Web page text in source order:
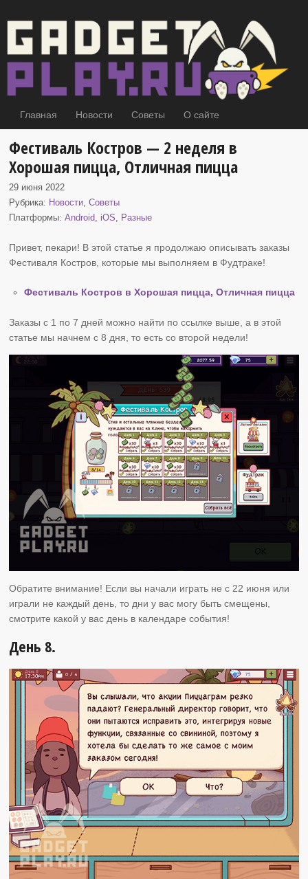
Главная Новости Советы О сайте
Фестиваль Костров — 2 неделя в
Хорошая пицца, Отличная пицца
29 июня 2022
Рубрика: Новости,Советы
Платформы:Android, iOS, Разные
Привет, пекари! В этой статье я продолжаю описывать заказы
Фестиваля Костров , которые мы выполняем в Фудтраке!
Фестиваль Костров в Хорошая пицца, Отличная пицца
Заказы с 1 по 7 дней можно найти по ссылке выше, а в этой
статье мы начнем с 8 дня, то есть со второй недели!
Обратите внимание! Если вы начали играть не с 22 июня или
играли не каждый день, то дни у вас могу быть смещены,
смотрите какой у вас день в календаре события!
День 8.